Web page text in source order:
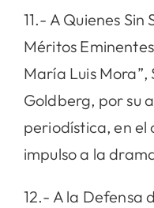
11.- A Quienes
Méritos
María Luis
Goldberg, por su
periodística, en el
impulso a la
12.- A la Defensa